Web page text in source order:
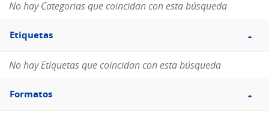
No hay Categorias que coincidan con esta búsqueda
Filtro
Etiquetas
Etiquetas
No hay Etiquetas que coincidan con esta búsqueda
Filtro
Formatos
Formatos